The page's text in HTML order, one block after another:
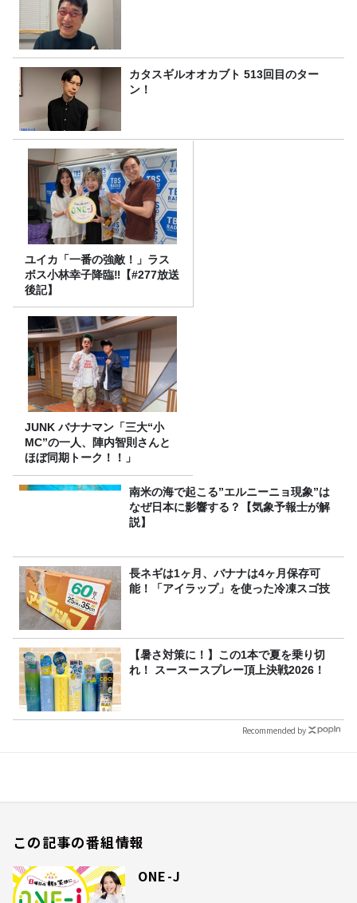
カタスギルオオカブト 513回目のター
ン！
ユイカ「一番の強敵！」ラス
ボス小林幸子降臨‼【#277放送
後記】
JUNK バナナマン「三大“小
MC”の一人、陣内智則さんと
ほぼ同期トーク！！」
南米の海で起こる”エルニーニョ現象”は
なぜ日本に影響する？【気象予報士が解
説】
長ネギは1ヶ月、バナナは4ヶ月保存可
能！「アイラップ」を使った冷凍スゴ技
【暑さ対策に！】この1本で夏を乗り切
れ！ スースースプレー頂上決戦2026！
Recommended by
この記事の番組情報
ONE-J